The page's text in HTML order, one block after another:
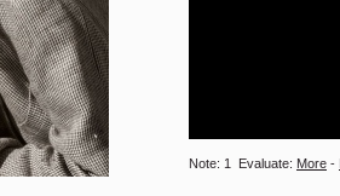
Note: 1 Evaluate: More -